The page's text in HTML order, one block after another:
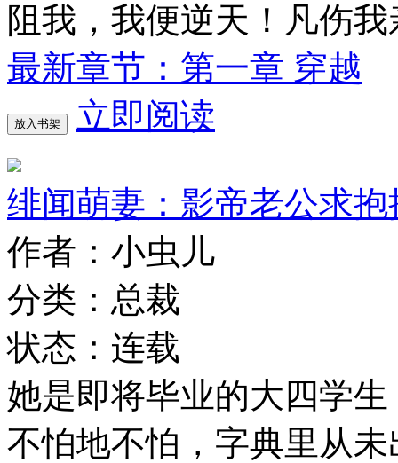
阻我，我便逆天！凡伤
最新章节：第一章 穿越
放入书架 立即阅读
绯闻萌妻：影帝老公求抱
作者：小虫儿
分类：总裁
状态：连载
她是即将毕业的大四学
不怕地不怕，字典里从